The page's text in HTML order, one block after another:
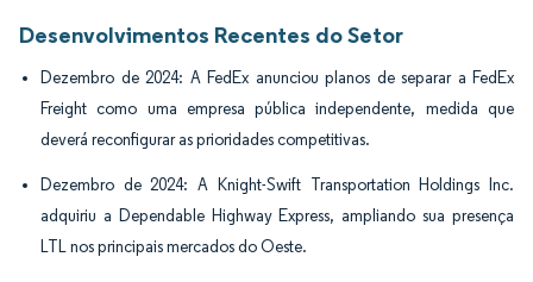
Desenvolvimentos Recentes do Setor
Dezembro de 2024: A FedEx anunciou planos de separar a FedEx
Freight como uma empresa pública independente, medida que
deverá reconfigurar as prioridades competitivas.
Dezembro de 2024: A Knight-Swift Transportation Holdings Inc.
adquiriu a Dependable Highway Express, ampliando sua presença
LTL nos principais mercados do Oeste.